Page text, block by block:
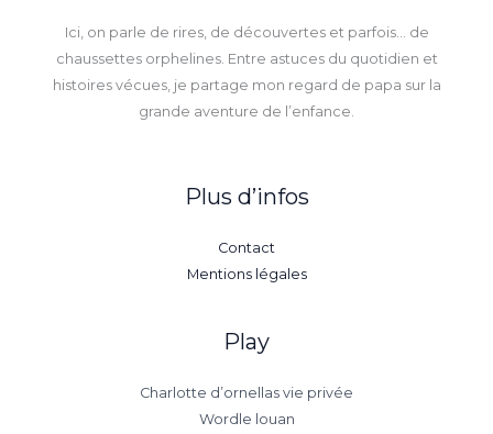
Ici, on parle de rires, de découvertes et parfois… de
chaussettes orphelines. Entre astuces du quotidien et
histoires vécues, je partage mon regard de papa sur la
grande aventure de l’enfance.
Plus d’infos
Contact
Mentions légales
Play
Charlotte d’ornellas vie privée
Wordle louan